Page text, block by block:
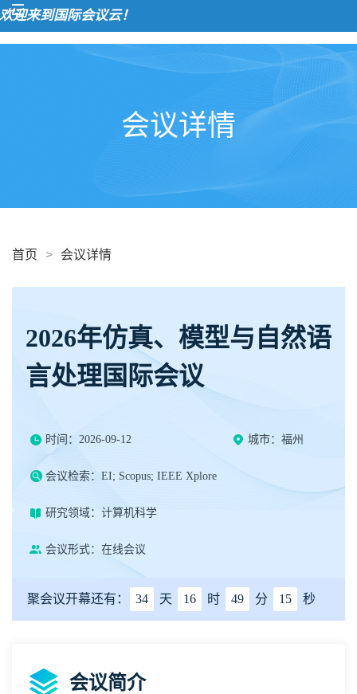
来到国际会议云！
会议详情
首页 > 会议详情
2026年仿真、模型与自然语
言处理国际会议
时间：2026-09-12 城市：福州
会议检索：EI; Scopus; IEEE Xplore
研究领域：计算机科学
会议形式：在线会议
聚会议开幕还有： 34 天 16 时 49 分 15 秒
会议简介